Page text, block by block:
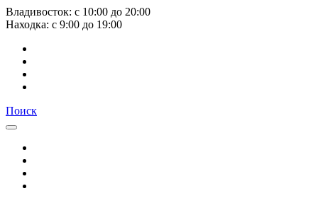
Владивосток: с 10:00 до 20:00
Находка: с 9:00 до 19:00
Поиск